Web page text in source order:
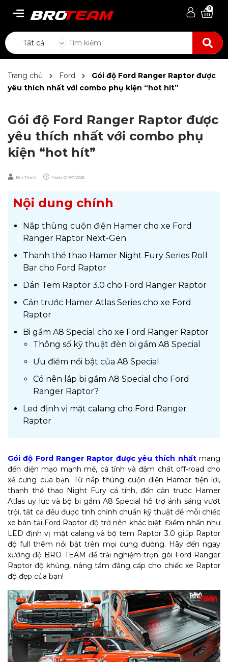
0
Tất cả
Trang chủ Ford
Gói độ Ford Ranger Raptor được
yêu thích nhất với combo phụ kiện “hot hít”
Gói độ Ford Ranger Raptor được
yêu thích nhất với combo phụ
kiện “hot hít”
Bro Team Ngày 01/07/2025
Nội dung chính
Nắp thùng cuộn điện Hamer cho xe Ford
Ranger Raptor Next-Gen
Thanh thể thao Hamer Night Fury Series Roll
Bar cho Ford Raptor
Dán Tem Raptor 3.0 cho Ford Ranger Raptor
Cản trước Hamer Atlas Series cho xe Ford
Raptor
Bi gầm A8 Special cho xe Ford Ranger Raptor
Thông số kỹ thuật đèn bi gầm A8 Special
Ưu điểm nổi bật của A8 Special
Có nên lắp bi gầm A8 Special cho Ford
Ranger Raptor?
Led định vị mặt calang cho Ford Ranger
Raptor
Gói độ Ford Ranger Raptor được yêu thích nhấtmang
đến diện mạo mạnh mẽ, cá tính và đậm chất off-road cho
xế cưng của bạn. Từ nắp thùng cuộn điện Hamer tiện lợi,
thanh thể thao Night Fury cá tính, đến cản trước Hamer
Atlas uy lực và bộ bi gầm A8 Special hỗ trợ ánh sáng vượt
trội, tất cả đều được tinh chỉnh chuẩn kỹ thuật để mỗi chiếc
xe bán tải Ford Raptor độ trở nên khác biệt. Điểm nhấn như
LED định vị mặt calang và bộ tem Raptor 3.0 giúp Raptor
độ full thêm nổi bật trên mọi cung đường. Hãy đến ngay
xưởng độ BRO TEAM để trải nghiệm trọn gói Ford Ranger
Raptor độ khủng, nâng tầm đẳng cấp cho chiếc xe Raptor
độ đẹp của bạn!